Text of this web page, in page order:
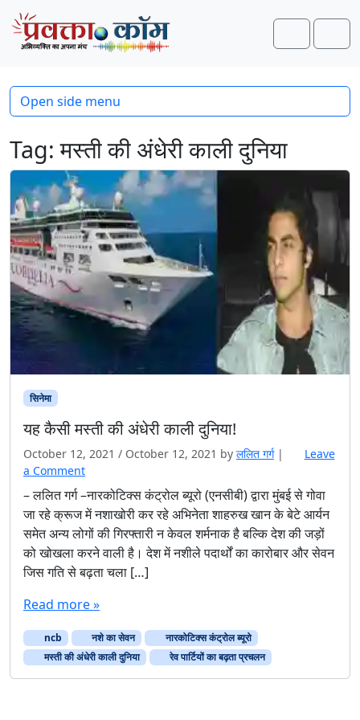
Skip to content
Skip to footer
Search
Tag:मस्ती की अंधेरी काली दुनिया
सिनेमा
यह कैसी मस्ती की अंधेरी काली दुनिया!
October 12, 2021 / October 12, 2021 by ललित गर्ग |
Leave
a Comment
– ललित गर्ग –नारकोटिक्स कंट्रोल ब्यूरो (एनसीबी) द्वारा मुंबई से गोवा
जा रहे क्रूज में नशाखोरी कर रहे अभिनेता शाहरुख खान के बेटे आर्यन
समेत अन्य लोगों की गिरफ्तारी न केवल शर्मनाक है बल्कि देश की जड़ों
को खोखला करने वाली है। देश में नशीले पदार्थों का कारोबार और सेवन
जिस गति से बढ़ता चला […]
Read more »
ncb नशे का सेवन
नारकोटिक्स कंट्रोल ब्यूरो
मस्ती की अंधेरी काली दुनिया
रेव पार्टियों का बढ़ता प्रचलन
Open side menu